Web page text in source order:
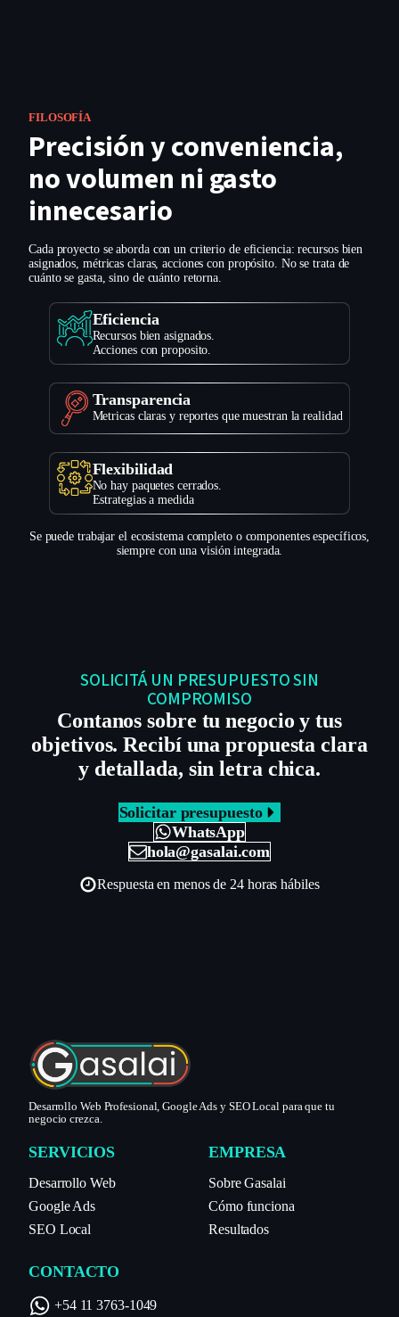
FILOSOFÍA
Precisión y conveniencia,
no volumen ni gasto
innecesario
Cada proyecto se aborda con un criterio de eficiencia: recursos bien
asignados, métricas claras, acciones con propósito. No se trata de
cuánto se gasta, sino de cuánto retorna.
Eficiencia
Recursos bien asignados.
Acciones con proposito.
Transparencia
Metricas claras y reportes que muestran la realidad
Flexibilidad
No hay paquetes cerrados.
Estrategias a medida
Se puede trabajar el ecosistema completo o componentes específicos,
siempre con una visión integrada.
SOLICITÁ UN PRESUPUESTO SIN
COMPROMISO
Contanos sobre tu negocio y tus
objetivos. Recibí una propuesta clara
y detallada, sin letra chica.
Solicitar presupuesto
WhatsApp
hola@gasalai.com
Respuesta en menos de 24 horas hábiles
Desarrollo Web Profesional, Google Ads y SEO Local para que tu
negocio crezca.
SERVICIOS
Desarrollo Web
Google Ads
SEO Local
EMPRESA
Sobre Gasalai
Cómo funciona
Resultados
CONTACTO
+54 11 3763-1049